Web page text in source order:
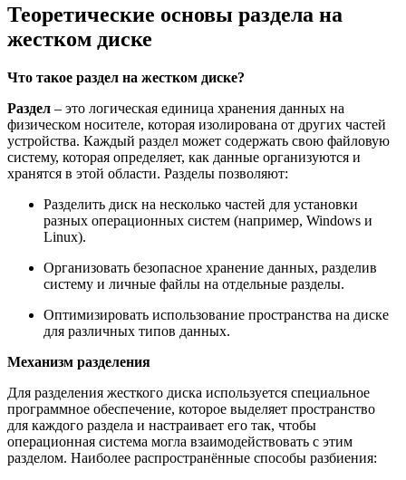
Теоретические основы раздела на
жестком диске
Что такое раздел на жестком диске?
Раздел – это логическая единица хранения данных на
физическом носителе, которая изолирована от других частей
устройства. Каждый раздел может содержать свою файловую
систему, которая определяет, как данные организуются и
хранятся в этой области. Разделы позволяют:
Разделить диск на несколько частей для установки
разных операционных систем (например, Windows и
Linux).
Организовать безопасное хранение данных, разделив
систему и личные файлы на отдельные разделы.
Оптимизировать использование пространства на диске
для различных типов данных.
Механизм разделения
Для разделения жесткого диска используется специальное
программное обеспечение, которое выделяет пространство
для каждого раздела и настраивает его так, чтобы
операционная система могла взаимодействовать с этим
разделом. Наиболее распространённые способы разбиения: